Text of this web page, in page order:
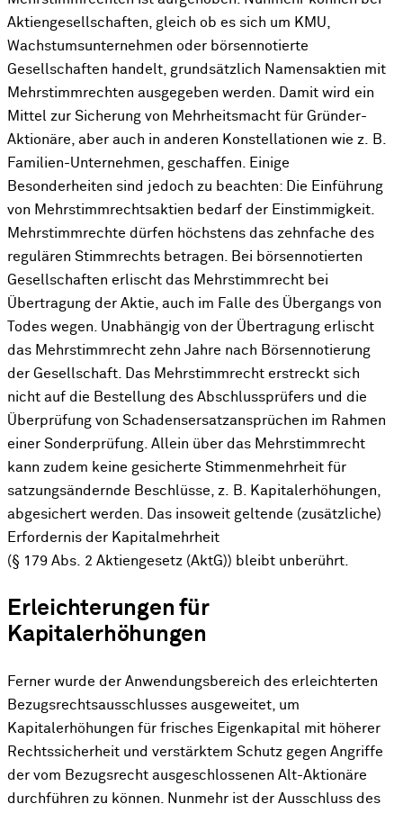
Aktiengesellschaften, gleich ob es sich um KMU,
Wachstumsunternehmen oder börsennotierte
Gesellschaften handelt, grundsätzlich Namensaktien mit
Mehrstimmrechten ausgegeben werden. Damit wird ein
Mittel zur Sicherung von Mehrheitsmacht für Gründer-
Aktionäre, aber auch in anderen Konstellationen wie z. B.
Familien-Unternehmen, geschaffen. Einige
Besonderheiten sind jedoch zu beachten: Die Einführung
von Mehrstimmrechtsaktien bedarf der Einstimmigkeit.
Mehrstimmrechte dürfen höchstens das zehnfache des
regulären Stimmrechts betragen. Bei börsennotierten
Gesellschaften erlischt das Mehrstimmrecht bei
Übertragung der Aktie, auch im Falle des Übergangs von
Todes wegen. Unabhängig von der Übertragung erlischt
das Mehrstimmrecht zehn Jahre nach Börsennotierung
der Gesellschaft. Das Mehrstimmrecht erstreckt sich
nicht auf die Bestellung des Abschlussprüfers und die
Überprüfung von Schadensersatzansprüchen im Rahmen
einer Sonderprüfung. Allein über das Mehrstimmrecht
kann zudem keine gesicherte Stimmenmehrheit für
satzungsändernde Beschlüsse, z. B. Kapitalerhöhungen,
abgesichert werden. Das insoweit geltende (zusätzliche)
Erfordernis der Kapitalmehrheit
(§ 179 Abs. 2 Aktiengesetz (AktG)) bleibt unberührt.
Erleichterungen für
Kapitalerhöhungen
Ferner wurde der Anwendungsbereich des erleichterten
Bezugsrechtsausschlusses ausgeweitet, um
Kapitalerhöhungen für frisches Eigenkapital mit höherer
Rechtssicherheit und verstärktem Schutz gegen Angriffe
der vom Bezugsrecht ausgeschlossenen Alt-Aktionäre
durchführen zu können. Nunmehr ist der Ausschluss des